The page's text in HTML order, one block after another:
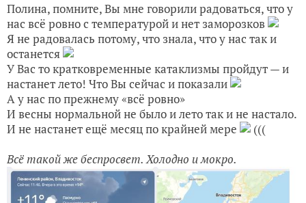
Полина, помните, Вы мне говорили радоваться, что у
нас всё ровно с температурой и нет заморозков
Я не радовалась потому, что знала, что у нас так и
останется
У Вас то кратковременные катаклизмы пройдут — и
настанет лето! Что Вы сейчас и показали
А у нас по прежнему «всё ровно»
И весны нормальной не было и лето так и не настало.
И не настанет ещё месяц по крайней мере
(((
Всё такой же беспросвет. Холодно и мокро.